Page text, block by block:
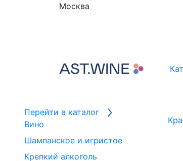
Москва
Перейти в каталог
Вино
Шампанское и игристое
Крепкий алкоголь